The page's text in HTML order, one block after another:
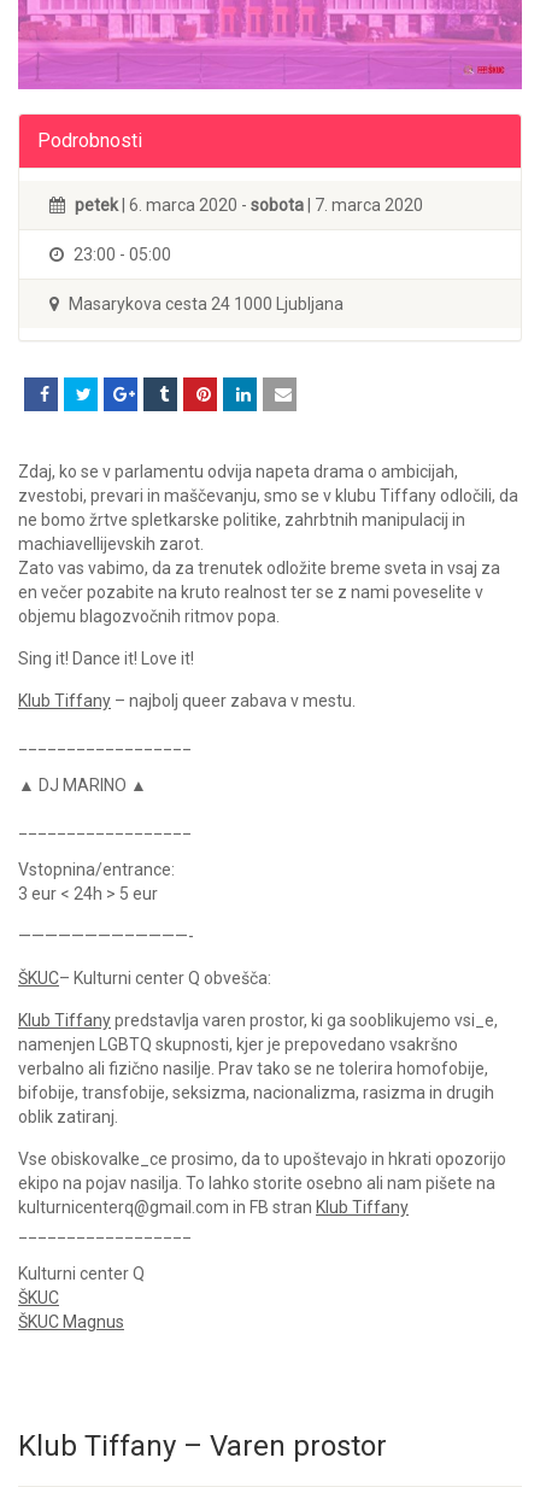
Podrobnosti
petek | 6. marca 2020 - sobota | 7. marca 2020
23:00 - 05:00
Masarykova cesta 24 1000 Ljubljana
Zdaj, ko se v parlamentu odvija napeta drama o ambicijah,
zvestobi, prevari in maščevanju, smo se v klubu Tiffany odločili, da
ne bomo žrtve spletkarske politike, zahrbtnih manipulacij in
machiavellijevskih zarot.
Zato vas vabimo, da za trenutek odložite breme sveta in vsaj za
en večer pozabite na kruto realnost ter se z nami poveselite v
objemu blagozvočnih ritmov popa.
Sing it! Dance it! Love it!
Klub Tiffany – najbolj queer zabava v mestu.
▲ DJ MARINO ▲
Vstopnina/entrance:
3 eur < 24h > 5 eur
————————–————-
ŠKUC– Kulturni center Q obvešča:
Klub Tiffanypredstavlja varen prostor, ki ga sooblikujemo vsi_e,
namenjen LGBTQ skupnosti, kjer je prepovedano vsakršno
verbalno ali fizično nasilje. Prav tako se ne tolerira homofobije,
bifobije, transfobije, seksizma, nacionalizma, rasizma in drugih
oblik zatiranj.
Vse obiskovalke_ce prosimo, da to upoštevajo in hkrati opozorijo
ekipo na pojav nasilja. To lahko storite osebno ali nam pišete na
kulturnicenterq@gmail.com in FB stran Klub Tiffany
Kulturni center Q
ŠKUC
ŠKUC Magnus
Klub Tiffany – Varen prostor